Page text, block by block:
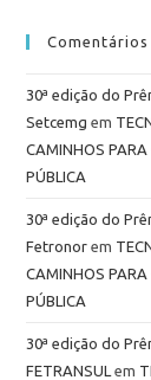
Comentários
30ª edição do
Setcemg em
CAMINHOS
PÚBLICA
30ª edição do
Fetronor em
CAMINHOS
PÚBLICA
30ª edição do
FETRANSUL em